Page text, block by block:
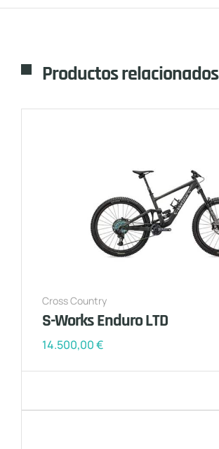
Productos relacionados
Cross Country
S-Works Enduro LTD
14.500,00€